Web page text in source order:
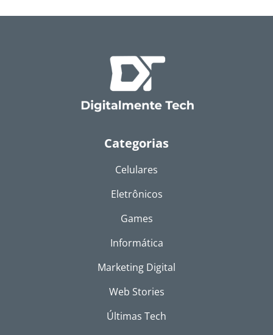
Categorias
Celulares
Eletrônicos
Games
Informática
Marketing Digital
Web Stories
Últimas Tech